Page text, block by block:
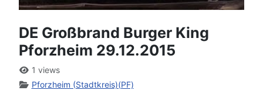
DE Großbrand Burger King
Pforzheim 29.12.2015
1 views
Pforzheim (Stadtkreis)(PF)